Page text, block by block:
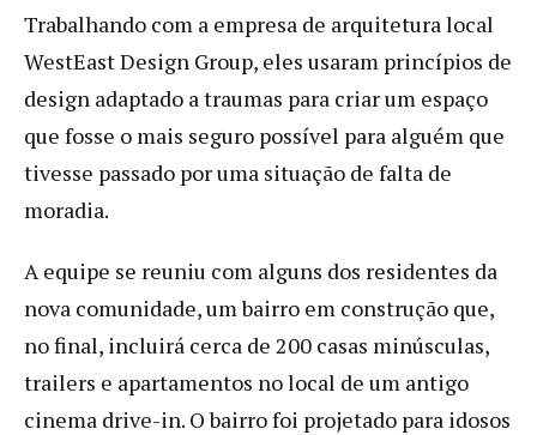
Trabalhando com a empresa de arquitetura local
WestEast Design Group, eles usaram princípios de
design adaptado a traumas para criar um espaço
que fosse o mais seguro possível para alguém que
tivesse passado por uma situação de falta de
moradia.
A equipe se reuniu com alguns dos residentes da
nova comunidade, um bairro em construção que,
no final, incluirá cerca de 200 casas minúsculas,
trailers e apartamentos no local de um antigo
cinema drive-in. O bairro foi projetado para idosos